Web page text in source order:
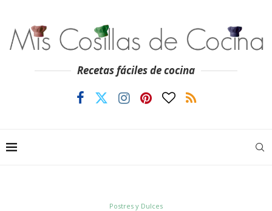
Recetas fáciles de cocina
Postres y Dulces